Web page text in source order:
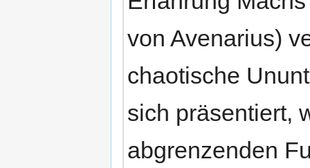
von Avenarius)
chaotische
sich präsentiert,
abgrenzenden